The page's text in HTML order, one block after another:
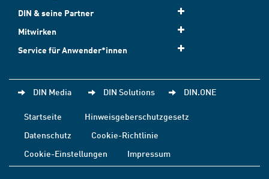
DIN & seine Partner
Mitwirken
Service für Anwender*innen
DIN Media DIN Solutions DIN.ONE
Startseite
Hinweisgeberschutzgesetz
Datenschutz
Cookie-Richtlinie
Cookie-Einstellungen
Impressum